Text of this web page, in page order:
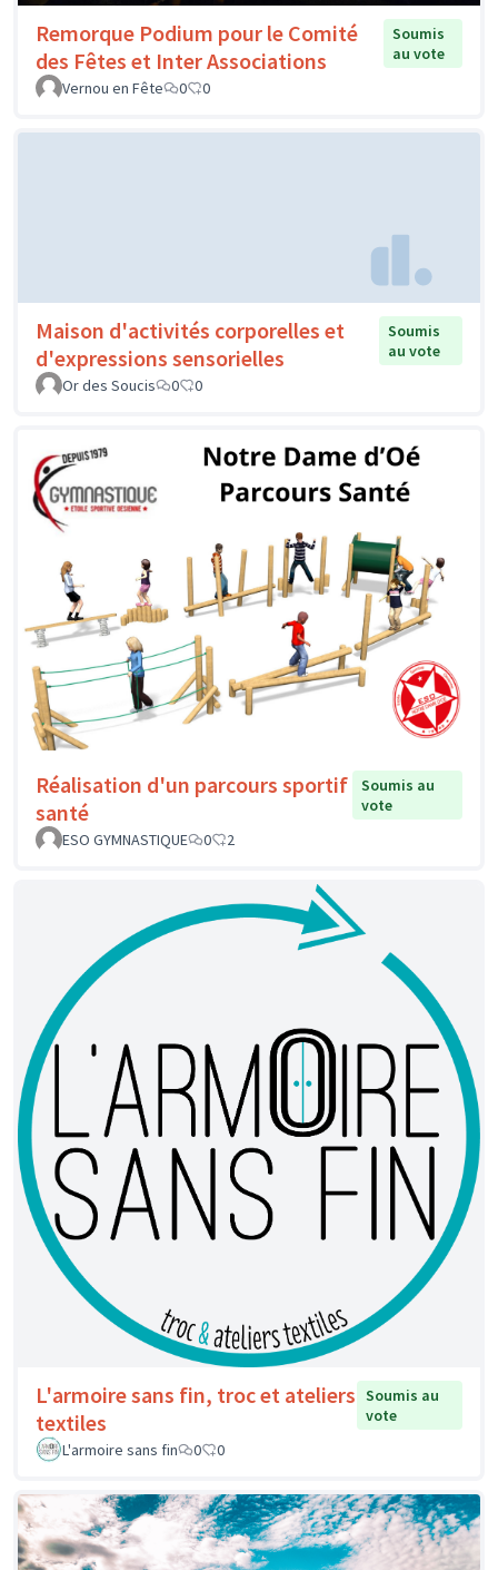
Remorque Podium pour le Comité
des Fêtes et Inter Associations
Soumis
au vote
Vernou en Fête
0 0
Maison d'activités corporelles et
d'expressions sensorielles
Soumis
au vote
Or des Soucis
0 0
Réalisation d'un parcours sportif
santé
Soumis au
vote
ESO GYMNASTIQUE
0 2
L'armoire sans fin, troc et ateliers
textiles
Soumis au
vote
L'armoire sans fin
0 0